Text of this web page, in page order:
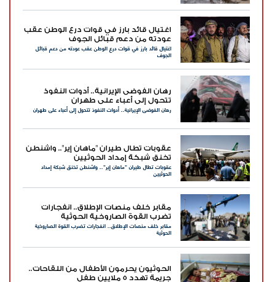
اغتيال قائد بارز في قوات درع الوطن عقب
عودته من دعم قبائل الجوف
اغتيال قائد بارز في قوات درع الوطن عقب عودته من دعم قبائل
الجوف
رهان الفوضى الإيرانية.. أدوات النفوذ
تتحول إلى أعباء على طهران
رهان الفوضى الإيرانية.. أدوات النفوذ تتحول إلى أعباء على طهران
عقوبات تطال طيران "ماهان إير".. واشنطن
تخنق شبكة إمداد الحوثيين
عقوبات تطال طيران "ماهان إير".. واشنطن تخنق شبكة إمداد
الحوثيين
مقابر خلف منصات الإطلاق.. انفجارات
تضرب القوة الصاروخية الحوثية
مقابر خلف منصات الإطلاق.. انفجارات تضرب القوة الصاروخية
الحوثية
الحوثيون يحرمون الأطفال من اللقاحات..
جريمة تهدد 5 ملايين طفل